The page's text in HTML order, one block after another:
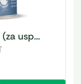
usp...